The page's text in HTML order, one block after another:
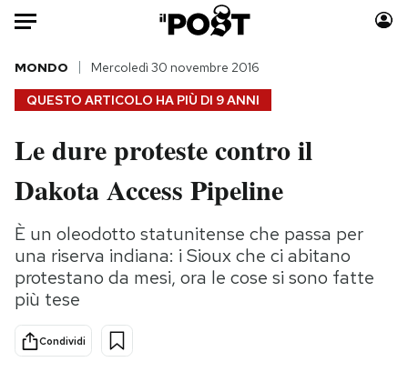
Auto
HOME
Italia
Politica
Tecnologia
Internet
Scienza
Cultura
Economia
Moda
Consumismi
Storie/Idee
Ok Boomer!
Media
QUESTO ARTICOLO HA PIÙ DI 9 ANNI
MONDO Mercoledì 30 novembre 2016
Le dure proteste contro il
Dakota Access Pipeline
È un oleodotto statunitense che passa per
una riserva indiana: i Sioux che ci abitano
protestano da mesi, ora le cose si sono fatte
più tese
Condividi